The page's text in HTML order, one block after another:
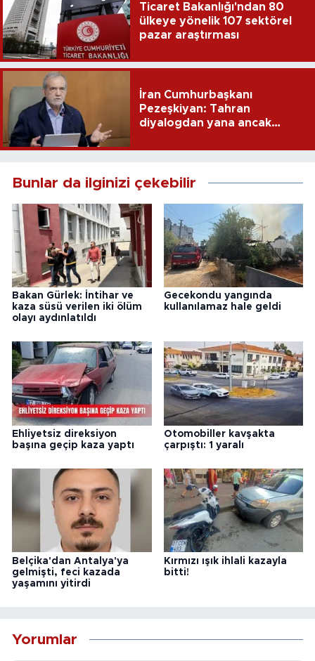
Ticaret Bakanlığı'ndan 80
ülkeye yönelik 107 sektörel
pazar araştırması
İran Cumhurbaşkanı
Pezeşkiyan: Tahran
diyalogdan yana ancak
Bunlar da ilginizi çekebilir
Bakan Gürlek: İntihar ve
kaza süsü verilen iki ölüm
olayı aydınlatıldı
Gecekondu yangında
kullanılamaz hale geldi
Ehliyetsiz direksiyon
başına geçip kaza yaptı
Otomobiller kavşakta
çarpıştı: 1 yaralı
Belçika'dan Antalya'ya
gelmişti, feci kazada
yaşamını yitirdi
Kırmızı ışık ihlali kazayla
bitti!
Yorumlar